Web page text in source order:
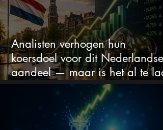
Analisten verhogen hun
koersdoel voor dit Nederlandse
aandeel — maar is het al te laat
om in te stappen?